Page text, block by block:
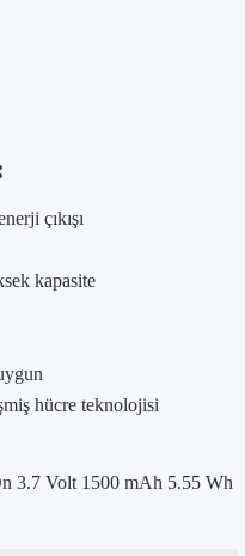
çıkışı
kapasite
hücre teknolojisi
3.7 Volt 1500 mAh 5.55 Wh